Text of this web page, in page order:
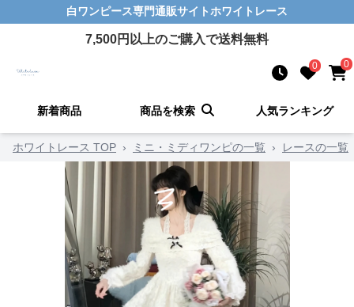
白ワンピース専門通販サイトホワイトレース
7,500円以上のご購入で送料無料
0 0
新着商品 商品を検索 人気ランキング
ホワイトレース TOP › ミニ・ミディワンピの一覧 › レースの一覧